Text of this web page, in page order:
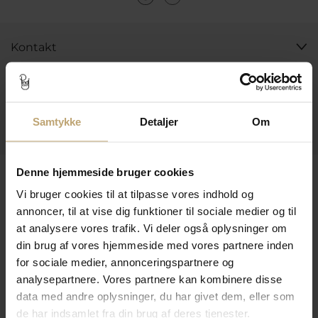
Samtykke Detaljer Om
Denne hjemmeside bruger cookies
Vi bruger cookies til at tilpasse vores indhold og
annoncer, til at vise dig funktioner til sociale medier og til
at analysere vores trafik. Vi deler også oplysninger om
din brug af vores hjemmeside med vores partnere inden
for sociale medier, annonceringspartnere og
analysepartnere. Vores partnere kan kombinere disse
data med andre oplysninger, du har givet dem, eller som
de har indsamlet fra din brug af deres tjenester.
Kontakt
Åbningstider I Butikken
Praktiske Sider
Leveringsmuligheder
Betalingsmuligheder
Sikker Og Tryg E-Handel